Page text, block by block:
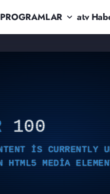
PROGRAMLAR atv
100
IS CURRENTLY
HTML5 MEDIA